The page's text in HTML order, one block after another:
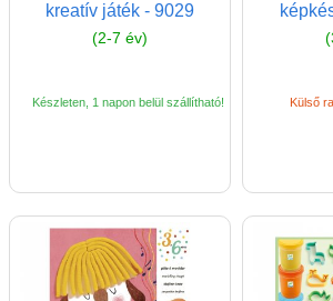
kreatív játék - 9029
(2-7 év)
Készleten, 1 napon belül szállítható! Külső